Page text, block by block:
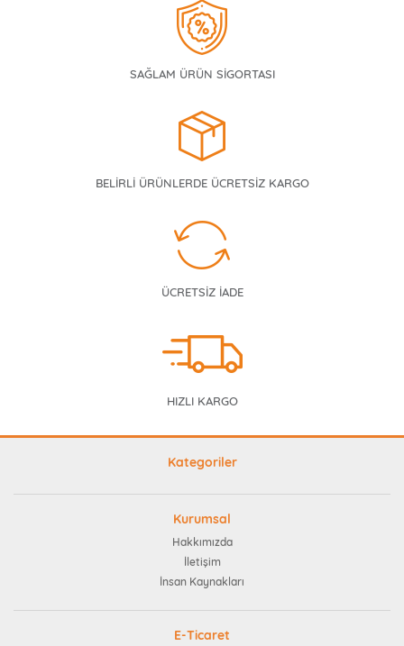
SAĞLAM ÜRÜN SİGORTASI
BELİRLİ ÜRÜNLERDE ÜCRETSİZ KARGO
ÜCRETSİZ İADE
HIZLI KARGO
Kategoriler
Kurumsal
Hakkımızda
İletişim
İnsan Kaynakları
E-Ticaret